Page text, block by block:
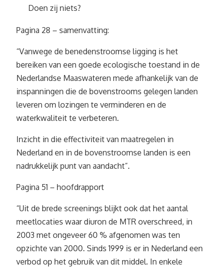
Doen zij niets?
Pagina 28 – samenvatting:
“Vanwege de benedenstroomse ligging is het
bereiken van een goede ecologische toestand in de
Nederlandse Maaswateren mede afhankelijk van de
inspanningen die de bovenstrooms gelegen landen
leveren om lozingen te verminderen en de
waterkwaliteit te verbeteren.
Inzicht in die effectiviteit van maatregelen in
Nederland en in de bovenstroomse landen is een
nadrukkelijk punt van aandacht”.
Pagina 51 – hoofdrapport
“Uit de brede screenings blijkt ook dat het aantal
meetlocaties waar diuron de MTR overschreed, in
2003 met ongeveer 60 % afgenomen was ten
opzichte van 2000. Sinds 1999 is er in Nederland een
verbod op het gebruik van dit middel. In enkele